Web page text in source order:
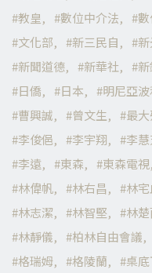
教皇
數位中介法
文化部
新三民自
新聞道德
新華社
日僑
日本 明尼亞
曹興誠
曾文生 最
李俊俋
李宇翔 李
李遠
東森 東森電視
林偉帆
林右昌 林
林志潔
林智堅 林
林靜儀
柏林自由會議
格瑞姆
格陵蘭 桌